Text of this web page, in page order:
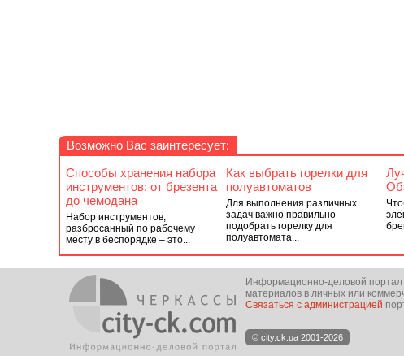
Возможно Вас заинтересует:
Способы хранения набора
инструментов: от брезента
до чемодана
Набор инструментов,
разбросанный по рабочему
месту в беспорядке – это...
Как выбрать горелки для
полуавтоматов
Для выполнения различных
задач важно правильно
подобрать горелку для
полуавтомата...
Информационно-деловой портал
материалов в личных или
Связаться с администрацией
© city.ck.ua 2001-2026